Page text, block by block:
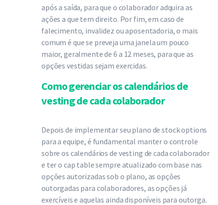
após a saída, para que o colaborador adquira as
ações a que tem direito. Por fim, em caso de
falecimento, invalidez ou aposentadoria, o mais
comum é que se preveja uma janela um pouco
maior, geralmente de 6 a 12 meses, para que as
opções vestidas sejam exercidas.
Como gerenciar os calendários de
vesting de cada colaborador
Depois de implementar seu plano de stock options
para a equipe, é fundamental manter o controle
sobre os calendários de vesting de cada colaborador
e ter o cap table sempre atualizado com base nas
opções autorizadas sob o plano, as opções
outorgadas para colaboradores, as opções já
exercíveis e aquelas ainda disponíveis para outorga.